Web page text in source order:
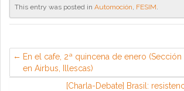
This entry was posted in Automoción, FESIM.
En el cafe, 2ª quincena de enero
en Airbus, Illescas)
[Charla-Debate] Brasil: